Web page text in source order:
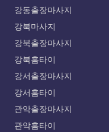
강동출장마사지
강북마사지
강북출장마사지
강북홈타이
강서출장마사지
강서홈타이
관악출장마사지
관악홈타이